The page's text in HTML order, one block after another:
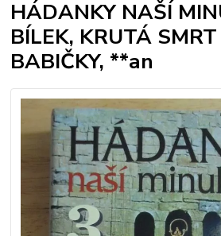
HÁDANKY NAŠÍ
BÍLEK, KRUTÁ
BABIČKY, **an